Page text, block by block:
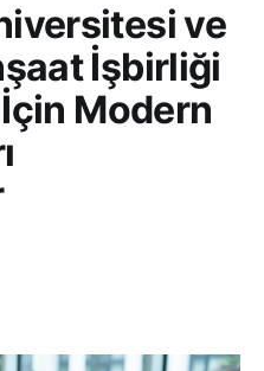
ve
İşbirliği
Modern